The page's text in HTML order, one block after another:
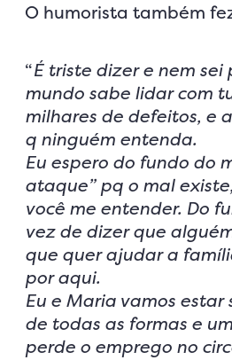
O humorista também
“É triste dizer e nem
mundo sabe lidar com
milhares de defeitos, e
q ninguém entenda.
Eu espero do fundo do
ataque” pq o mal
você me entender. Do
vez de dizer que
que quer ajudar a
por aqui.
Eu e Maria vamos
de todas as formas e
perde o emprego no